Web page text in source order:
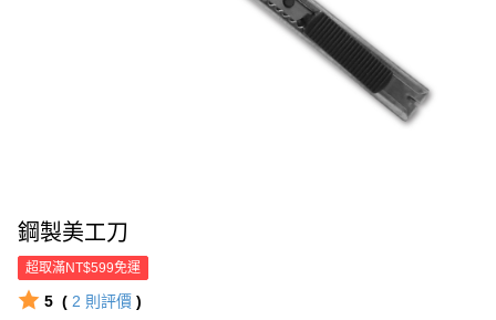
鋼製美工刀
超取滿NT$599免運
5 ( 2 則評價 )